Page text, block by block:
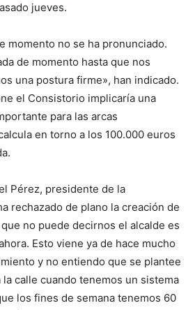
jueves.
momento no se ha pronunciado.
de momento hasta que nos
una postura firme», han indicado.
el Consistorio implicaría una
para las arcas
en torno a los 100.000 euros
Pérez, presidente de la
rechazado de plano la creación de
no puede decirnos el alcalde es
Esto viene ya de hace mucho
y no entiendo que se plantee
la calle cuando tenemos un sistema
los fines de semana tenemos 60